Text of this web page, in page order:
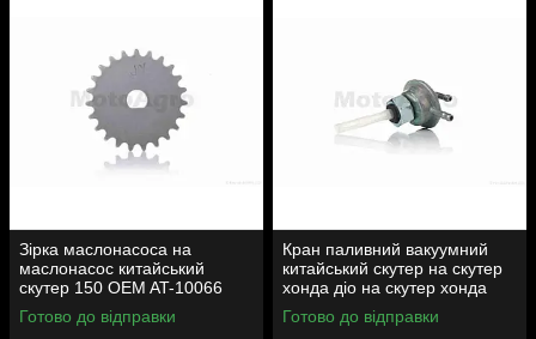
Зірка маслонасоса на
маслонасос китайський
скутер 150 OEM AT-10066
Готово до відправки
Кран паливний вакуумний
китайський скутер на скутер
хонда діо на скутер хонда
такт AF24 вкручується M16
AT-7074
Готово до відправки